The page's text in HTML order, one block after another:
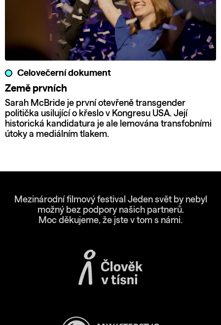
Celovečerní dokument
Země prvních
Sarah McBride je první otevřeně transgender
politička usilující o křeslo v Kongresu USA. Její
historická kandidatura je ale lemována transfobními
útoky a mediálním tlakem.
Mezinárodní filmový festival Jeden svět by nebyl
možný bez podpory našich partnerů.
Moc děkujeme, že jste v tom s námi.